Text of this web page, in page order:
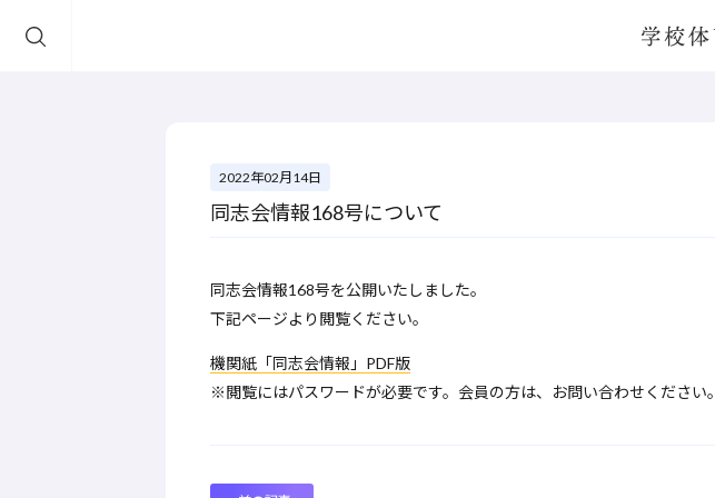
2022年02月14日
同志会情報168号について
同志会情報168号を公開いたしました。
下記ページより閲覧ください。
機関紙「同志会情報」PDF版
※閲覧にはパスワードが必要です。会員の方は、お問い合わせください。